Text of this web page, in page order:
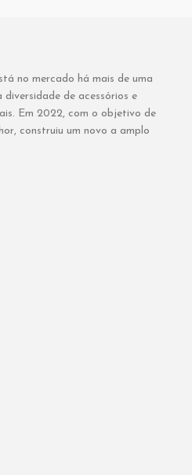
no mercado há mais de uma
de acessórios e
Em 2022, com o objetivo de
construiu um novo a amplo